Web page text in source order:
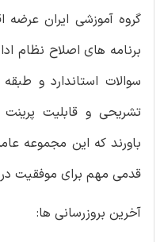
گروه آموزشی ایران عرضه
برنامه های اصلاح نظام
سوالات استاندارد و
تشریحی و قابلیت
باورند که این مجموعه
قدمی مهم برای موفقیت
آخرین بروزرسانی ها: